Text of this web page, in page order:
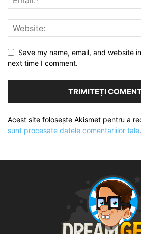
Save my name, email, and website
next time I comment.
Acest site folosește Akismet pentru a
sunt procesate datele comentariilor tale.